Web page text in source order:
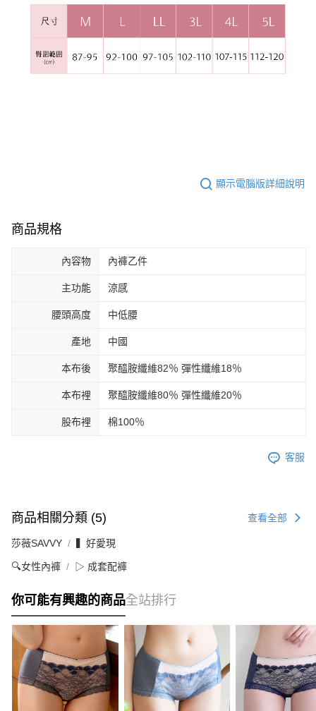
顯示電腦版詳細說明
商品規格
內容物 內褲乙件
主功能 涼感
腰頭高度 中低腰
產地 中國
本布後 聚醯胺纖維82％ 彈性纖維18％
本布裡 聚醯胺纖維80％ 彈性纖維20％
股布裡 棉100％
客服
商品相關分類 (5) 查看全部
莎薇SAVVY ▍好愛現
🔍女性內褲 ▷ 成套配褲
你可能有興趣的商品全站排行